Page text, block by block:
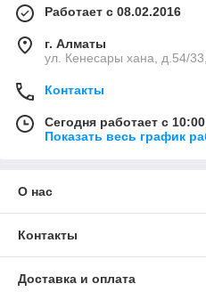
Работает с 08.02.2016
г. Алматы
ул. Кенесары хана, д.54/
Контакты
Сегодня работает с
Показать весь график
О нас
Контакты
Доставка и оплата